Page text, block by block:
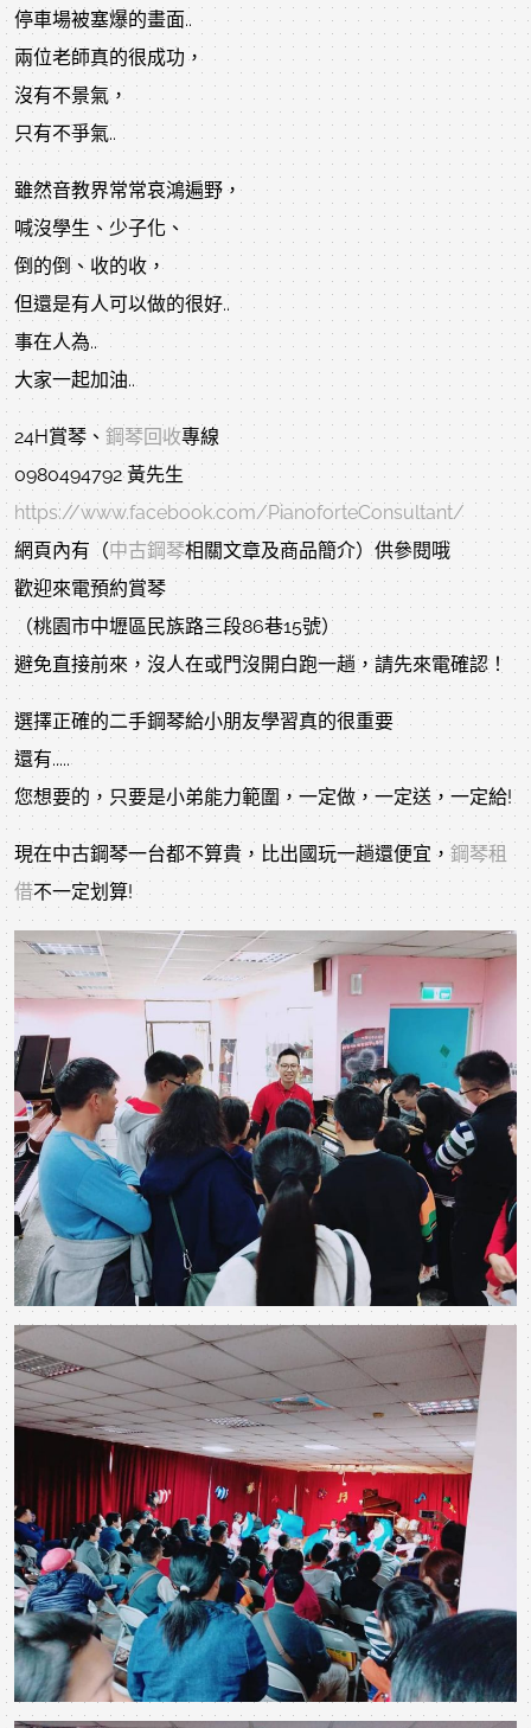
停車場被塞爆的畫面..
兩位老師真的很成功，
沒有不景氣，
只有不爭氣..
雖然音教界常常哀鴻遍野，
喊沒學生、少子化、
倒的倒、收的收，
但還是有人可以做的很好..
事在人為..
大家一起加油..
24H賞琴、 鋼琴回收專線
0980494792 黃先生
https://www.facebook.com/PianoforteConsultant/
網頁內有（中古鋼琴相關文章及商品簡介）供參閱哦
歡迎來電預約賞琴
（桃園市中壢區民族路三段86巷15號）
避免直接前來，沒人在或門沒開白跑一趟，請先來電確認！
選擇正確的二手鋼琴給小朋友學習真的很重要
還有.....
您想要的，只要是小弟能力範圍，一定做，一定送，一定給!
現在中古鋼琴一台都不算貴，比出國玩一趟還便宜，鋼琴租
借不一定划算!